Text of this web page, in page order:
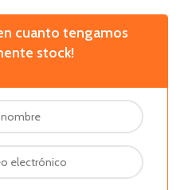
cuanto tengamos
stock!